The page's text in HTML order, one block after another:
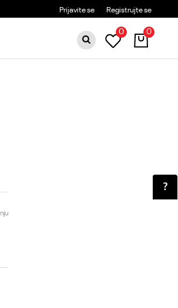
ZA PORUDŽBINE PREKO 6000RSD
Prijavite se Registrujte se
0
0